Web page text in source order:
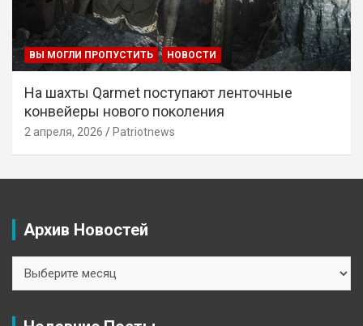
ВЫ МОГЛИ ПРОПУСТИТЬ НОВОСТИ
На шахты Qarmet поступают ленточные
конвейеры нового поколения
2 апреля, 2026 Patriotnews
Архив Новостей
Новостей